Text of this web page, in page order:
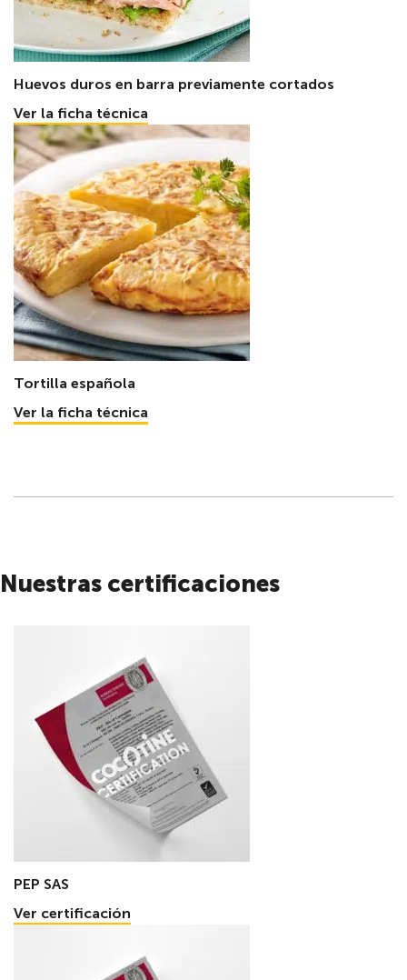
Huevos duros en barra previamente cortados
Ver la ficha técnica
Tortilla española
Ver la ficha técnica
Nuestras certificaciones
PEP SAS
Ver certificación